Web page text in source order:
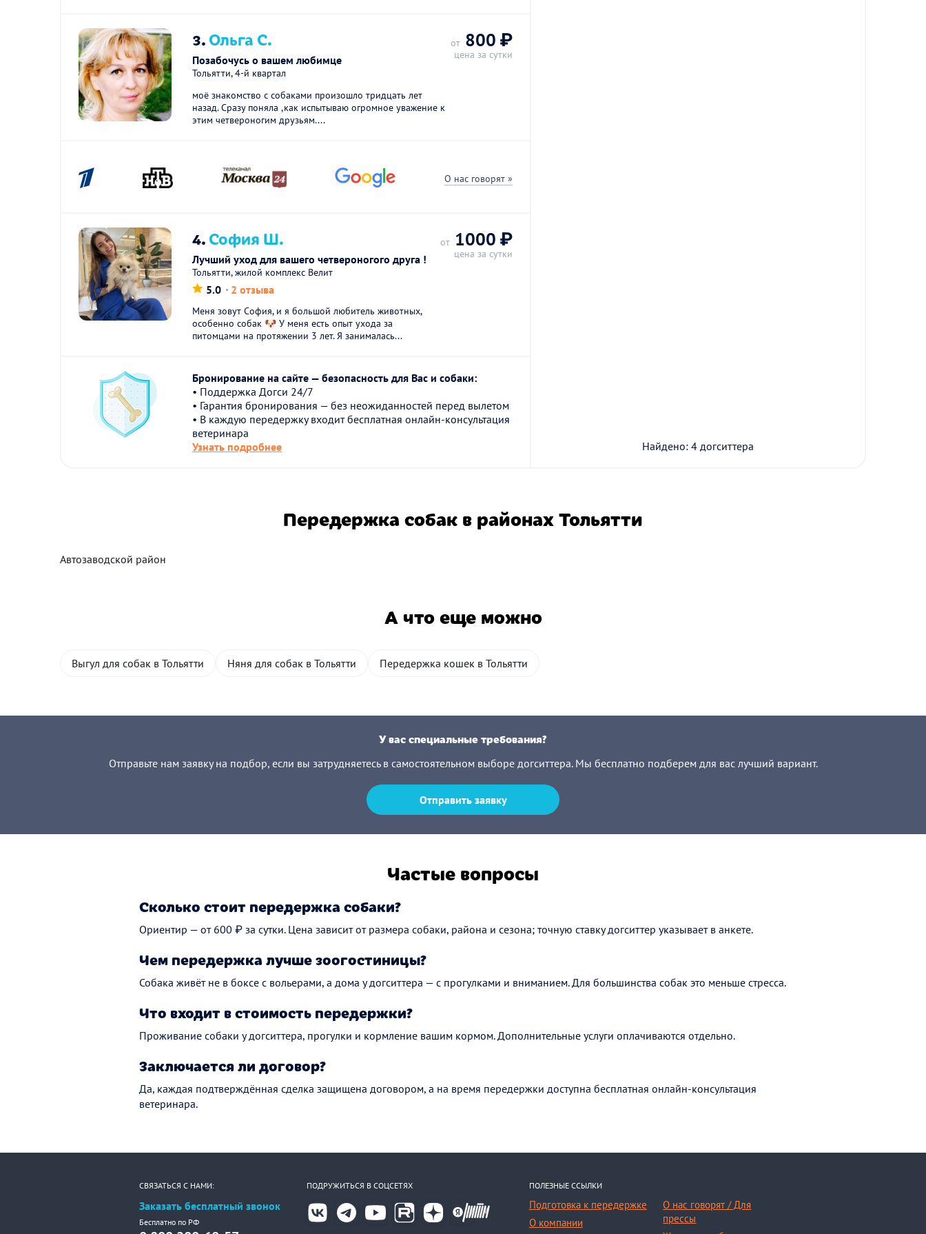
3.Ольга С.
Позабочусь о вашем любимце
Тольятти, 4-й квартал
моё знакомство с собаками произошло тридцать лет
назад. Сразу поняла ,как испытываю огромное уважение к
этим четвероногим друзьям....
от 800 ₽
цена за сутки
О нас говорят »
4.София Ш.
Лучший уход для вашего четвероногого друга !
Тольятти, жилой комплекс Велит
5.0 2 отзыва
Меня зовут София, и я большой любитель животных,
особенно собак 🐶 У меня есть опыт ухода за
питомцами на протяжении 3 лет. Я занималась...
от 1000 ₽
цена за сутки
Бронирование на сайте — безопасность для Вас и собаки:
• Поддержка Догси 24/7
• Гарантия бронирования — без неожиданностей перед вылетом
• В каждую передержку входит бесплатная онлайн-консультация
ветеринара
Узнать подробнее
Найдено: 4 догситтера
Передержка собак в районах Тольятти
Автозаводской район
А что еще можно
Выгул для собак в Тольятти Няня для собак в Тольятти Передержка кошек в Тольятти
У вас специальные требования?
Отправьте нам заявку на подбор, если вы затрудняетесь в самостоятельном выборе догситтера. Мы бесплатно подберем для вас лучший вариант.
Отправить заявку
Частые вопросы
Сколько стоит передержка собаки?
Ориентир — от 600 ₽ за сутки. Цена зависит от размера собаки, района и сезона; точную ставку догситтер указывает в анкете.
Чем передержка лучше зоогостиницы?
Собака живёт не в боксе с вольерами, а дома у догситтера — с прогулками и вниманием. Для большинства собак это меньше стресса.
Что входит в стоимость передержки?
Проживание собаки у догситтера, прогулки и кормление вашим кормом. Дополнительные услуги оплачиваются отдельно.
Заключается ли договор?
Да, каждая подтверждённая сделка защищена договором, а на время передержки доступна бесплатная онлайн-консультация
ветеринара.
СВЯЗАТЬСЯ С НАМИ:
Заказать бесплатный звонок
Бесплатно по РФ
ПОДРУЖИТЬСЯ В СОЦСЕТЯХ ПОЛЕЗНЫЕ ССЫЛКИ
Подготовка к передержке
О компании
О нас говорят / Для
прессы